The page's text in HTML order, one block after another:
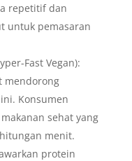
repetitif dan
untuk pemasaran
Fast Vegan):
mendorong
Konsumen
sehat yang
menit.
protein